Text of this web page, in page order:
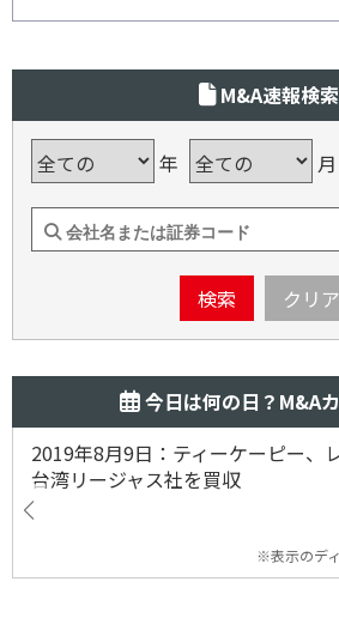
M&A速報検索
年 月
検索 クリア
今日は何の日？M&A
2019年8月9日：ティーケーピー、
台湾リージャス社を買収
※表示のデ